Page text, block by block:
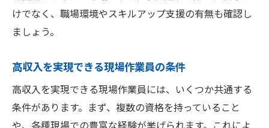
けでなく、職場環境やスキルアップ支援の有無も確認し
ましょう。
高収入を実現できる現場作業員の条件
高収入を実現できる現場作業員には、いくつか共通する
条件があります。まず、複数の資格を持っていること
や、各種現場での豊富な経験が挙げられます。これによ